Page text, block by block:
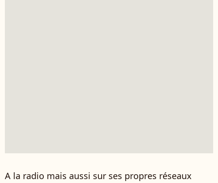
A la radio mais aussi sur ses propres réseaux